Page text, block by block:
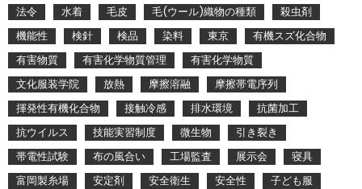
法令
水着 毛皮 毛(ウール)織物の種類
殺虫剤
機能性
検針 検品 染料 東京
有機スズ化合物
有害物質
有害化学物質管理
有害化学物質
文化服装学院
放熱 摩擦溶融
摩擦帯電序列
揮発性有機化合物
接触冷感 排水環境
抗菌加工
抗ウイルス
技能実習制度 微生物
引き裂き
帯電性試験
布の風合い 工場監査 展示会
寝具
富岡製糸場
安定剤 安全衛生 安全性
子ども服